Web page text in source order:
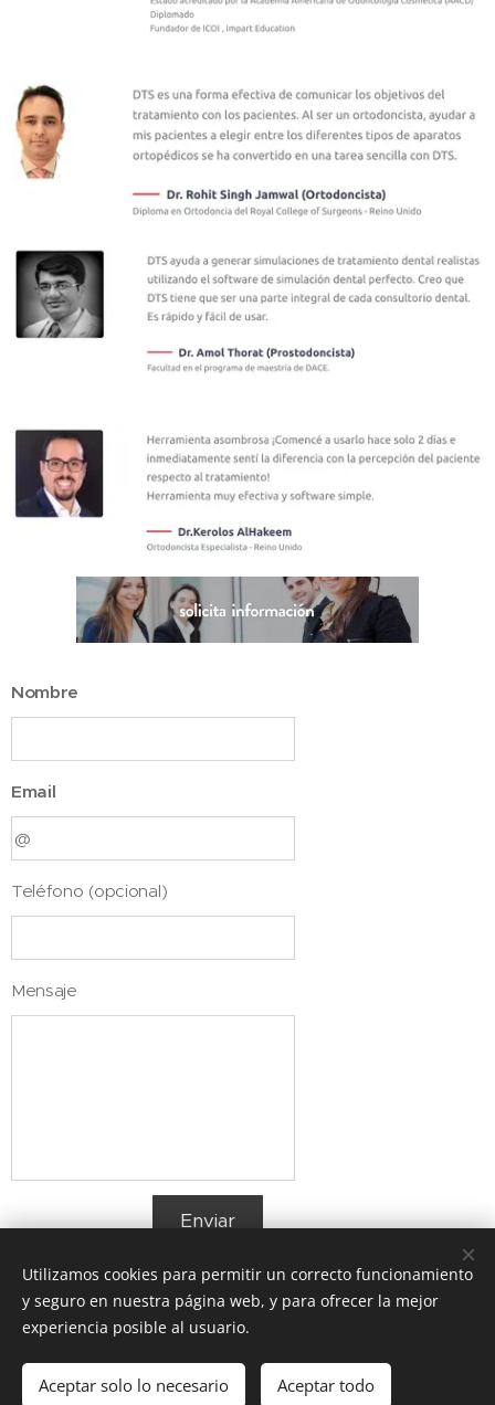
Nombre
Email
Teléfono (opcional)
Mensaje
Enviar
3Di dental digital system
reservados
Cookies
Utilizamos cookies para permitir un correcto funcionamiento
y seguro en nuestra página web, y para ofrecer la mejor
experiencia posible al usuario.
Aceptar solo lo necesario Aceptar todo